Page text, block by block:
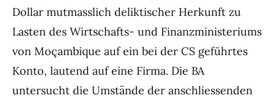
Dollar mutmasslich deliktischer Herkunft zu
Lasten des Wirtschafts- und Finanzministeriums
von Moçambique auf ein bei der CS geführtes
Konto, lautend auf eine Firma. Die BA
untersucht die Umstände der anschliessenden